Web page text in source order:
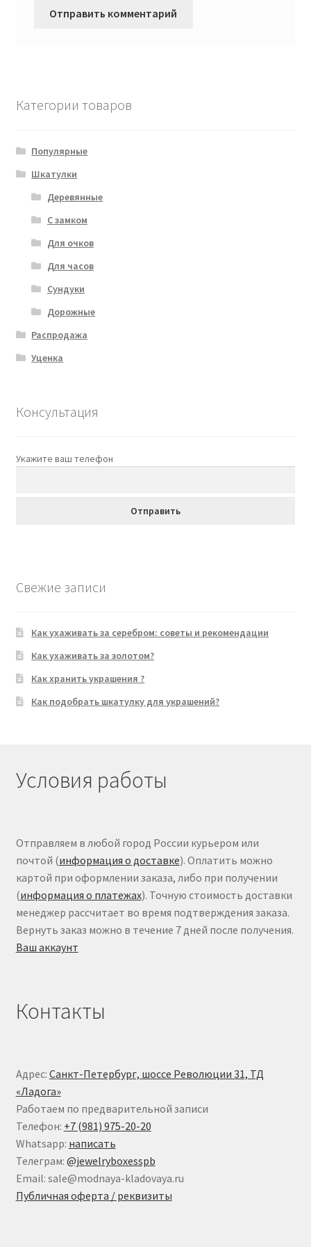
Категории товаров
Популярные
Шкатулки
Деревянные
С замком
Для очков
Для часов
Сундуки
Дорожные
Распродажа
Уценка
Консультация
Укажите ваш телефон
Свежие записи
Как ухаживать за серебром: советы и рекомендации
Как ухаживать за золотом?
Как хранить украшения ?
Как подобрать шкатулку для украшений?
Условия работы
Отправляем в любой город России курьером или
почтой (информация о доставке). Оплатить можно
картой при оформлении заказа, либо при получении
(информация о платежах). Точную стоимость доставки
менеджер рассчитает во время подтверждения заказа.
Вернуть заказ можно в течение 7 дней после получения.
Ваш аккаунт
Контакты
Адрес: Санкт-Петербург, шоссе Революции 31, ТД
«Ладога»
Работаем по предварительной записи
Телефон: +7 (981) 975-20-20
Whatsapp: написать
Телеграм: @jewelryboxesspb
Email: sale@modnaya-kladovaya.ru
Публичная оферта / реквизиты